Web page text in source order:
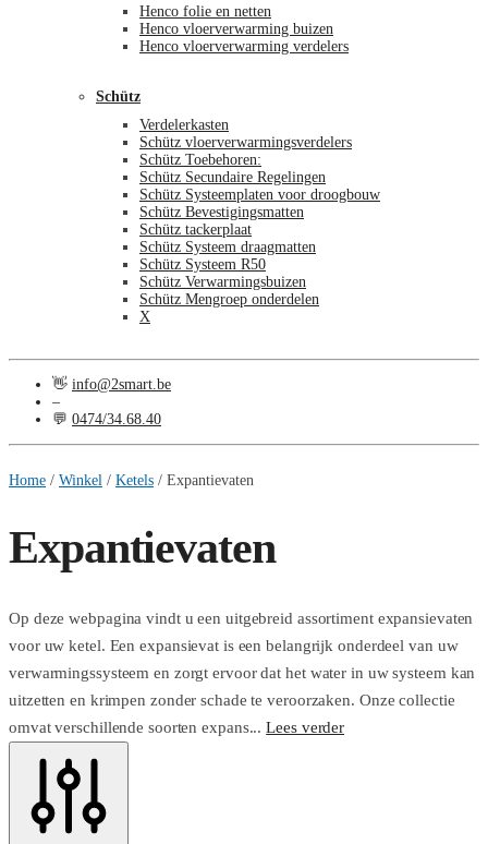
Henco folie en netten
Henco vloerverwarming buizen
Henco vloerverwarming verdelers
Schütz
Verdelerkasten
Schütz vloerverwarmingsverdelers
Schütz Toebehoren:
Schütz Secundaire Regelingen
Schütz Systeemplaten voor droogbouw
Schütz Bevestigingsmatten
Schütz tackerplaat
Schütz Systeem draagmatten
Schütz Systeem R50
Schütz Verwarmingsbuizen
Schütz Mengroep onderdelen
X
👋 info@2smart.be
–
💬 0474/34.68.40
Home / Winkel / Ketels / Expantievaten
Expantievaten
Op deze webpagina vindt u een uitgebreid assortiment expansievaten
voor uw ketel. Een expansievat is een belangrijk onderdeel van uw
verwarmingssysteem en zorgt ervoor dat het water in uw systeem kan
uitzetten en krimpen zonder schade te veroorzaken. Onze collectie
omvat verschillende soorten expans...Lees verder